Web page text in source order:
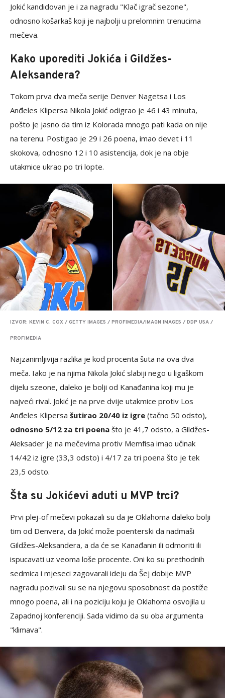
Jokić kandidovan je i za nagradu "Klač igrač sezone",
odnosno košarkaš koji je najbolji u prelomnim trenucima
mečeva.
Kako uporediti Jokića i Gildžes-
Aleksandera?
Tokom prva dva meča serije Denver Nagetsa i Los
Anđeles Klipersa Nikola Jokić odigrao je 46 i 43 minuta,
pošto je jasno da tim iz Kolorada mnogo pati kada on nije
na terenu. Postigao je 29 i 26 poena, imao devet i 11
skokova, odnosno 12 i 10 asistencija, dok je na obje
utakmice ukrao po tri lopte.
IZVOR: KEVIN C. COX / GETTY IMAGES / PROFIMEDIA/IMAGN IMAGES / DDP USA /
PROFIMEDIA
Najzanimljivija razlika je kod procenta šuta na ova dva
meča. Iako je na njima Nikola Jokić slabiji nego u ligaškom
dijelu szeone, daleko je bolji od Kanađanina koji mu je
najveći rival. Jokić je na prve dvije utakmice protiv Los
Anđeles Klipersa šutirao 20/40 iz igre (tačno 50 odsto),
odnosno 5/12 za tri poena što je 41,7 odsto, a Gildžes-
Aleksader je na mečevima protiv Memfisa imao učinak
14/42 iz igre (33,3 odsto) i 4/17 za tri poena što je tek
23,5 odsto.
Šta su Jokićevi aduti u MVP trci?
Prvi plej-of mečevi pokazali su da je Oklahoma daleko bolji
tim od Denvera, da Jokić može poenterski da nadmaši
Gildžes-Aleksandera, a da će se Kanađanin ili odmoriti ili
ispucavati uz veoma loše procente. Oni ko su prethodnih
sedmica i mjeseci zagovarali ideju da Šej dobije MVP
nagradu pozivali su se na njegovu sposobnost da postiže
mnogo poena, ali i na poziciju koju je Oklahoma osvojila u
Zapadnoj konferenciji. Sada vidimo da su oba argumenta
"klimava".